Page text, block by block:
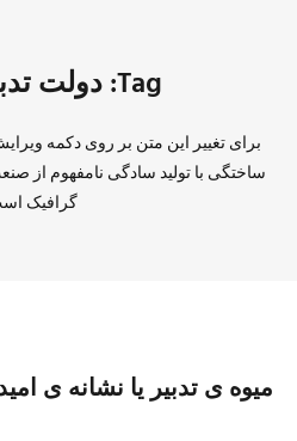
Tag: دولت تدبیر و امید
برای تغییر این متن بر روی دکمه
ساختگی با تولید سادگی نامفهوم از
گرافیک
میوه ی تدبیر یا نشانه ی